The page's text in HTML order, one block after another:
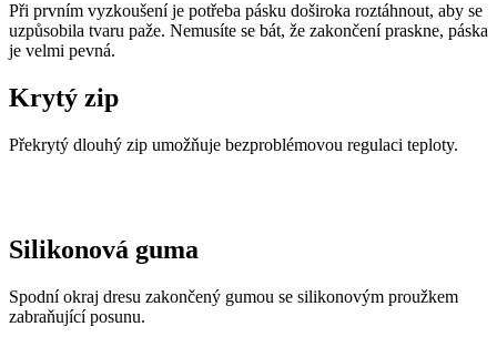
Při prvním vyzkoušení je potřeba pásku doširoka roztáhnout, aby se
uzpůsobila tvaru paže. Nemusíte se bát, že zakončení praskne, páska
je velmi pevná.
Krytý zip
Překrytý dlouhý zip umožňuje bezproblémovou regulaci teploty.
Silikonová guma
Spodní okraj dresu zakončený gumou se silikonovým proužkem
zabraňující posunu.